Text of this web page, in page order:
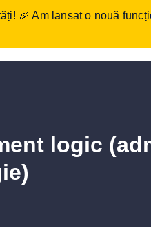
logic
🎉 Am lansat o nouă